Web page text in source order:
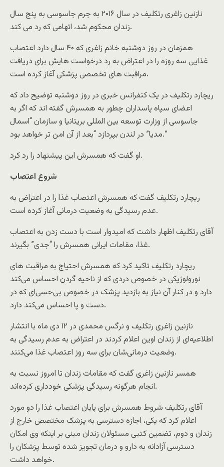
نازنین زاغری رتکلیف در سال ۲۰۱۶ به جرم جاسوسی به پنج سال
زندان محکوم شد، اتهامی که رد می کند.
همزمان در روز دوشنبه خانم زاغری که ۴۰ سال دارد اعتصاب
غذایی سه روزه را در اعتراض به رد درخواست هایش برای دریافت
مراقبت های تخصصی پزشکی آغاز کرده است.
ریچارد رتکلیف در یک کنفرانس خبری در روز دوشنبه توضیح داد که
اعضای سپاه پاسداران چطور به همسرش گفته اند که اگر به
جاسوسی از وزارت توسعه بین المللی بریتانیا و سازمان “اسمال
مدیا” در لندن بپردازد “بعد از آن امن تر خواهد بود.”
او گفت که همسرش این پیشنهاد را رد کرد.
شروع اعتصاب
ریچارد رتکلیف گفت که همسرش اعتصاب غذا را در اعتراض به
عدم رسیدگی به وضعیت درمانی آغاز کرده است.
آقای رتکلیف اظهار داشت که امیدوار است با دست زدن به اعتصاب
غذا، مقامات ایرانی همسرش را “جدی” بگیرند.
ریچارد رتکلیف تاکید کرد که همسرش احتیاج به مراقبت های
نورولوژیکی در خصوص دردی که از ناحیه گردن احساس می‌کند
دارد و در کنار آن نیاز به بازدید پزشک در خصوص بی‌حسی‌ای که در
دست و پا احساس می‌کند دارد.
نازنین زاغری رتکلیف و نرگس محمدی در ۱۲ دی ماه با انتشار
اطلاعیه‌ای از زندان اوین اعلام کردند در اعتراض به عدم رسیدگی به
وضعیت درمانی‌شان برای سه روز اعتصاب غذا می‌کنند.
همسر نازنین زاغری گفت که مقامات زندان تا امروز نسبت به
انجام هرگونه رسیدگی پزشکی خودداری کرده‌اند.
آقای رتکلیف شروط همسرش برای پایان اعتصاب غذا را دو مورد
اعلام کرد که یکی، اجازه دسترسی به پزشک مختصص خارج از
زندان و دوم، تضمین کتبی مسئولان زندان مبنی بر اینکه وی امکان
دسترسی آزادانه به دارو و درمان تجویز شده توسط پزشکان را
خواهد داشت.